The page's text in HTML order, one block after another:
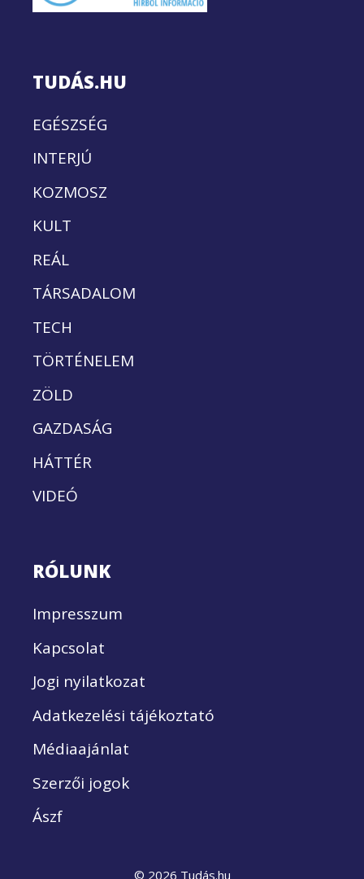
TUDÁS.HU
EGÉSZSÉG
INTERJÚ
KOZMOSZ
KULT
REÁL
TÁRSADALOM
TECH
TÖRTÉNELEM
ZÖLD
GAZDASÁG
HÁTTÉR
VIDEÓ
RÓLUNK
Impresszum
Kapcsolat
Jogi nyilatkozat
Adatkezelési tájékoztató
Médiaajánlat
Szerzői jogok
Ászf
© 2026 Tudás.hu